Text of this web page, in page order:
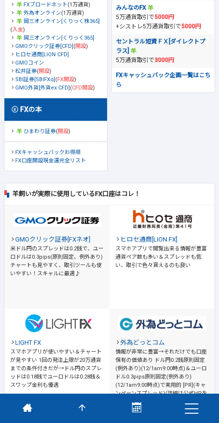
FXブロードネット(1万通貨)
外為オンライン(1万通貨)
岡三オンライン[くりっく株365]
(入金)
岡三オンライン[くりっく365]
GMOクリック証券[CFD] (開設)
ヒロセ通商[LION CFD]
GMOコイン
松井証券(開設)
SBI証券[SBIFXα] (FX開設)
GMO外貨[外貨ex CFD] (CFD開設)
FXの本
ひまわり証券(開設)
FXキャッシュバックお得順
FX口座開設現金還元全リスト
みんなのFX
5万通貨取引で5000円
+シストレ5万通貨取引で5000円
セントラル短資ＦＸ[ダイレクトプ
ラス]
5万通貨取引で3000円
FXキャッシュバック企画一覧はこち
ら
羊飼いが実際に使用しているFX口座はコレ！
GMOクリック証券[FXネオ]
米ドル円のスプレッドは0.2銭で、ユー
ロドルは0.3pips(原則固定、例外あり)
チャートも見やすく、取引ツールも使
いやすい！スキャルに最適♪
ヒロセ通商[LION FX]
スマホアプリで閲覧出来る情報が豊富
通貨ペア数も多い＆スプレッドも低
い、取引で色々貰えるのも良い
LIGHT FX
スマホアプリが使いやすい＆チャート
が見やすい 1回の発注上限が20万通貨
までの条件付きだが→ドル円のスプレ
ッドは0.18銭でユーロドルは0.28銭＆
スワップ金利も優遇
外為どっとコム
情報が非常に豊富→それだけでも口座
保有の価値あり
ドル円0.2銭原則固定
(例外あり)(12/1am9:00時点)＆ユーロ
ドル0.3pips原則固定(例外あり)
(12/1am9:00時点)で実用的 [PR](キャ
ンペーンスプレッド)(詳細は公式HPを
ご確認ください)